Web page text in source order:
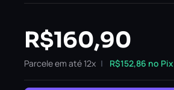
R$160,90
Parcele em até 12x R$152,86 no